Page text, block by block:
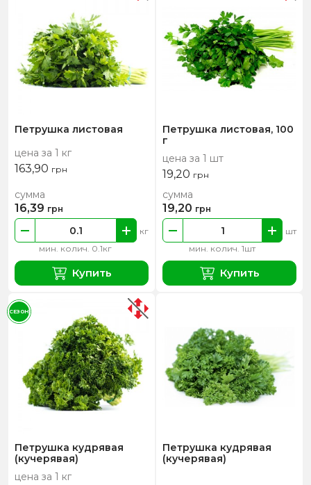
Петрушка листовая
цена за 1 кг
163,90 грн
мин. колич. 0.1кг
кг
сумма
16,39 грн
Купить
Петрушка листовая, 100
г
цена за 1 шт
19,20 грн
мин. колич. 1шт
шт
сумма
19,20 грн
Купить
Петрушка кудрявая
(кучерявая)
цена за 1 кг
СЕЗОН
Петрушка кудрявая
(кучерявая)